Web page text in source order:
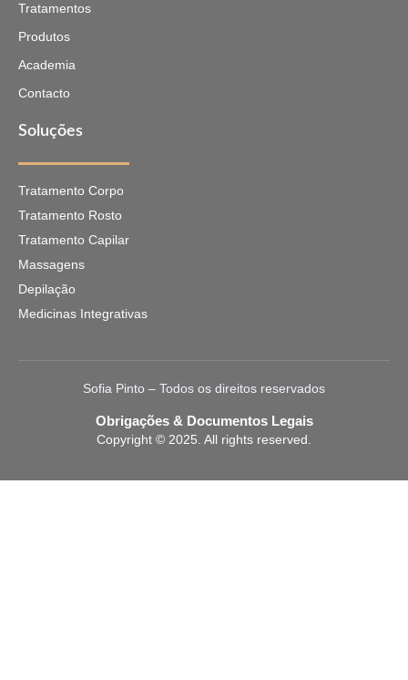
Tratamentos
Produtos
Academia
Contacto
Soluções
Tratamento Corpo
Tratamento Rosto
Tratamento Capilar
Massagens
Depilação
Medicinas Integrativas
Sofia Pinto – Todos os direitos reservados
Obrigações & Documentos Legais
Copyright © 2025. All rights reserved.